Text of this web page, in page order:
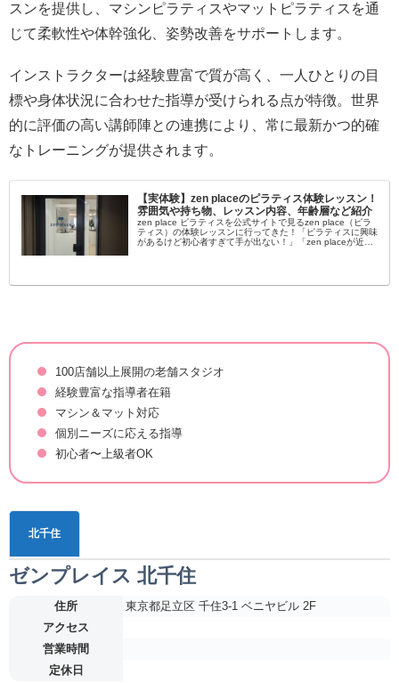
スンを提供し、マシンピラティスやマットピラティスを通
じて柔軟性や体幹強化、姿勢改善をサポートします。
インストラクターは経験豊富で質が高く、一人ひとりの目
標や身体状況に合わせた指導が受けられる点が特徴。世界
的に評価の高い講師陣との連携により、常に最新かつ的確
なトレーニングが提供されます。
【実体験】zen placeのピラティス体験レッスン！
雰囲気や持ち物、レッスン内容、年齢層など紹介
zen place ピラティスを公式サイトで見るzen place（ピラ
ティス）の体験レッスンに行ってきた！「ピラティスに興味
があるけど初心者すぎて手が出ない！」「zen placeが近く
100店舗以上展開の老舗スタジオ
経験豊富な指導者在籍
マシン＆マット対応
個別ニーズに応える指導
初心者〜上級者OK
北千住
ゼンプレイス 北千住
住所
東京都足立区 千住3-1 ベニヤビル 2F
アクセス
営業時間
定休日